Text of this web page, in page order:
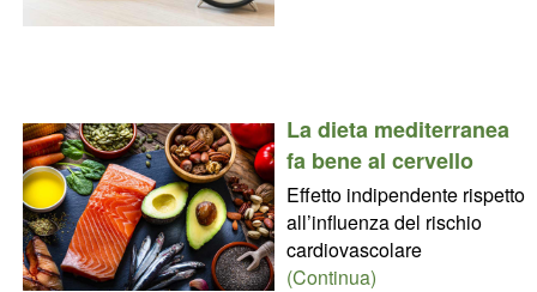
La dieta mediterranea
fa bene al cervello
Effetto indipendente rispetto
all’influenza del rischio
cardiovascolare
(Continua)